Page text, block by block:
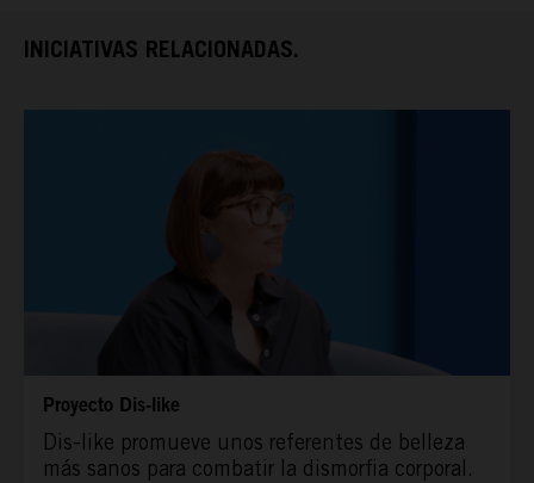
INICIATIVAS RELACIONADAS.
Proyecto Dis-like
Dis-like promueve unos referentes de belleza
más sanos para combatir la dismorfia corporal.